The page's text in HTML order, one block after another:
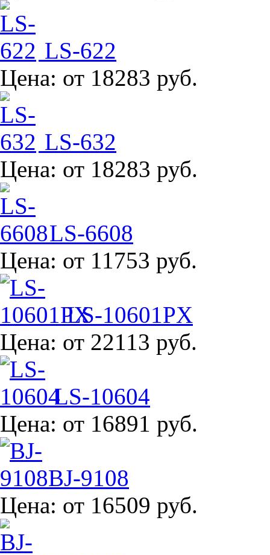
LS-622
Цена: от 18283 руб.
LS-632
Цена: от 18283 руб.
LS-6608
Цена: от 11753 руб.
LS-10601PX
Цена: от 22113 руб.
LS-10604
Цена: от 16891 руб.
BJ-9108
Цена: от 16509 руб.